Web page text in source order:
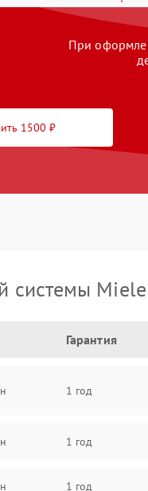
При
1500 ₽
системы Miele
Гарантия
1 год
1 год
1 год